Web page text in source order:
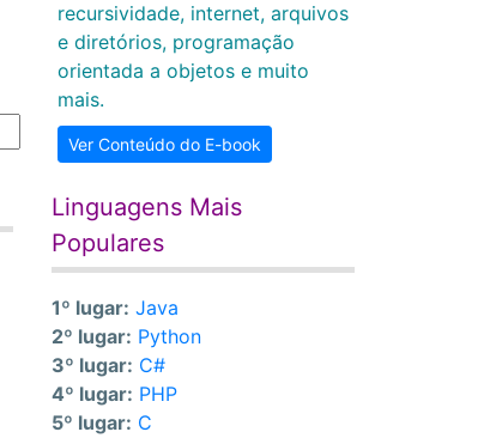
recursividade, internet, arquivos
e diretórios, programação
orientada a objetos e muito
mais.
Ver Conteúdo do E-book
Linguagens Mais
Populares
1º lugar: Java
2º lugar: Python
3º lugar: C#
4º lugar: PHP
5º lugar: C